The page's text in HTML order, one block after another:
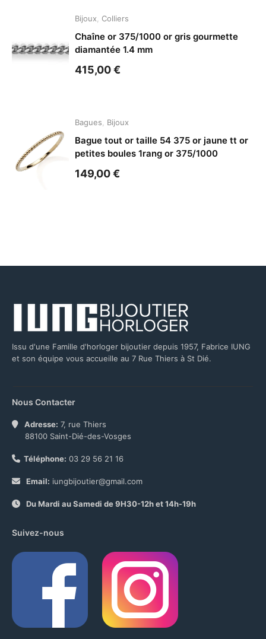
Bijoux Colliers
Chaîne or 375/1000 or gris gourmette
diamantée 1.4 mm
415,00€
Bagues Bijoux
Bague tout or taille 54 375 or jaune tt or
petites boules 1rang or 375/1000
149,00€
Issu d'une Famille d'horloger bijoutier depuis 1957, Fabrice IUNG
et son équipe vous accueille au 7 Rue Thiers à St Dié.
Nous Contacter
Adresse: 7, rue Thiers
88100 Saint-Dié-des-Vosges
Téléphone: 03 29 56 21 16
Email: iungbijoutier@gmail.com
Du Mardi au Samedi de 9H30-12h et 14h-19h
Suivez-nous